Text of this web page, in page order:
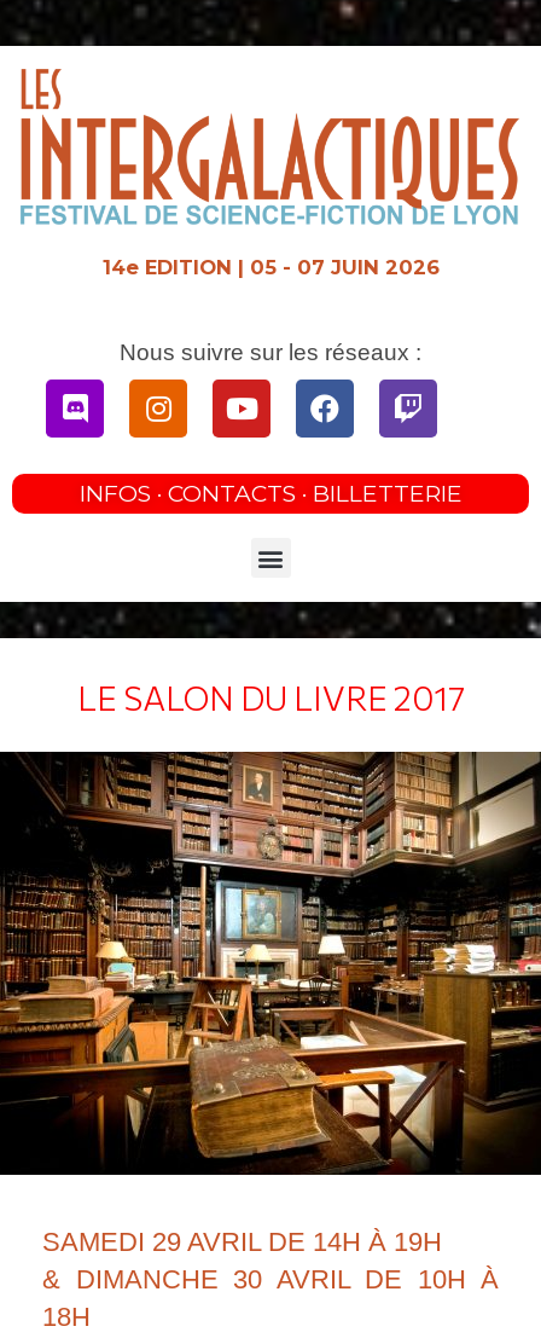
14e EDITION | 05 - 07 JUIN 2026
Nous suivre sur les réseaux :
DiscordInstagramYoutubeFacebookTwitch
INFOS · CONTACTS · BILLETTERIE
Menu
LE SALON DU LIVRE 2017
SAMEDI 29 AVRIL DE 14H À 19H
& DIMANCHE 30 AVRIL DE 10H À
18H